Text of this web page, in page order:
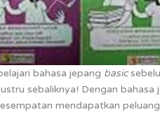
bahasa jepang basic
sebaliknya! Dengan
mendapatkan